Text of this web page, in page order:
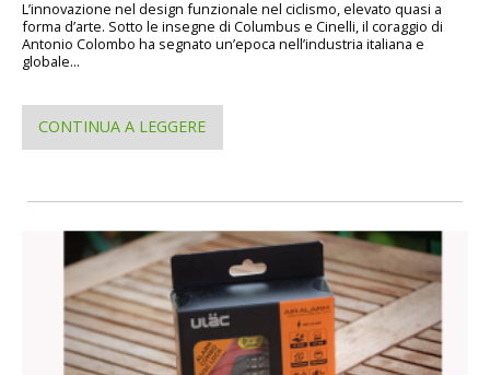
L’innovazione nel design funzionale nel ciclismo, elevato quasi a
forma d’arte. Sotto le insegne di Columbus e Cinelli, il coraggio di
Antonio Colombo ha segnato un’epoca nell’industria italiana e
globale...
CONTINUA A LEGGERE